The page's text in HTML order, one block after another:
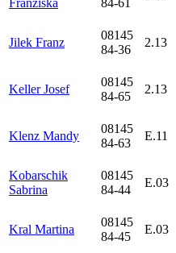
Franziska
84-61
Jilek Franz
08145
84-36
2.13
Keller Josef
08145
84-65
2.13
Klenz Mandy
08145
84-63
E.11
Kobarschik
Sabrina
08145
84-44
E.03
Kral Martina
08145
84-45
E.03